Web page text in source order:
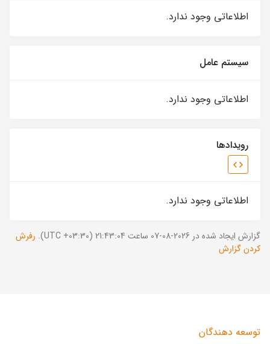
اطلاعاتی وجود ندارد.
سیستم عامل
اطلاعاتی وجود ندارد.
رویدادها
اطلاعاتی وجود ندارد.
گزارش ایجاد شده در 2026-08-07 ساعت 21:43:04 (UTC +03:30).
رفرش
کردن گزارش
توسعه دهندگان